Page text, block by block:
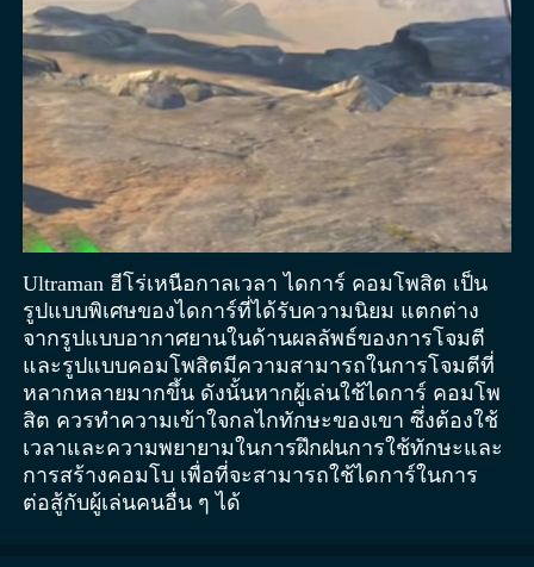
Ultraman ฮีโร่เหนือกาลเวลา ไดการ์ คอมโพสิต เป็น
รูปแบบพิเศษของไดการ์ที่ได้รับความนิยม แตกต่าง
จากรูปแบบอากาศยานในด้านผลลัพธ์ของการโจมตี
และรูปแบบคอมโพสิตมีความสามารถในการโจมตีที่
หลากหลายมากขึ้น ดังนั้นหากผู้เล่นใช้ไดการ์ คอมโพ
สิต ควรทำความเข้าใจกลไกทักษะของเขา ซึ่งต้องใช้
เวลาและความพยายามในการฝึกฝนการใช้ทักษะและ
การสร้างคอมโบ เพื่อที่จะสามารถใช้ไดการ์ในการ
ต่อสู้กับผู้เล่นคนอื่น ๆ ได้